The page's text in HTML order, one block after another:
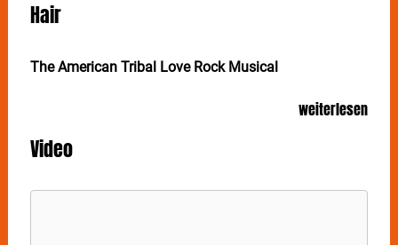
Hair
The American Tribal Love Rock Musical
Das legendäre Hippie-Musical hat auch 50 Jahre
nach seiner Uraufführung nichts von seiner Energie
der Schweiz. „The American Tribal Love-Rock
weiterlesen
Video